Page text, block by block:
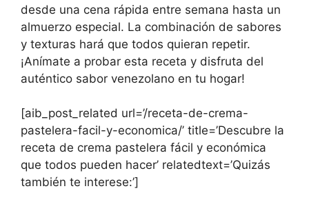
desde una cena rápida entre semana hasta un
almuerzo especial. La combinación de sabores
y texturas hará que todos quieran repetir.
¡Anímate a probar esta receta y disfruta del
auténtico sabor venezolano en tu hogar!
[aib_post_related url=’/receta-de-crema-
pastelera-facil-y-economica/’ title=’Descubre la
receta de crema pastelera fácil y económica
que todos pueden hacer’ relatedtext=’Quizás
también te interese:’]